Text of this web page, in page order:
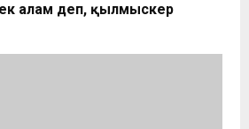
алам деп, қылмыскер